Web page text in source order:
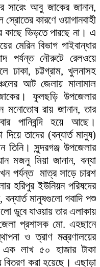
সারেং আবু জাকের জানান,
কারণে ওয়াগানবাহী
কাছে ভিড়তে পারছে না। এ
মেরিন বিভাগ গাইবান্ধার
পর্যন্ত নৌরুটে রেলওয়ে
ঢাকা, চট্টগ্রাম, খুলনাসহ
আট জেলায় মালামাল
ফুলছড়ি উপজেলার
মনোতোষ রায় জানান, তার
পানিবন্দি হয়ে আছে।
তাদের (বন্যার্ত মানুষ)
তিনি। সুন্দরগঞ্জ উপজেলার
মজনু মিয়া জানান, বন্যা
পর্যন্ত মাত্র সাড়ে চারশ
হরিপুর ইউনিয়ন পরিষদের
মানুষগুলো গবাদি পশু
ডুবে যাওয়ায় তার এলাকায়
প্রশাসক মো. এহছানে
ও ত্রাণ মন্ত্রণালয়ের
লাখ ৫০ হাজার টাকা
বিতরণ করা হয়েছে। এছাড়া